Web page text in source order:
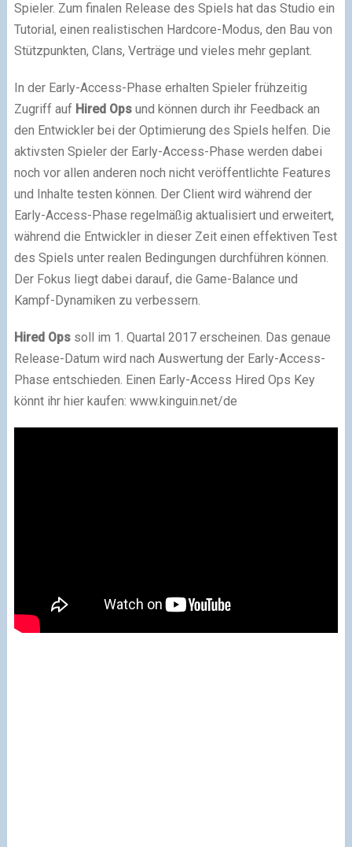
Spieler. Zum finalen Release des Spiels hat das Studio ein
Tutorial, einen realistischen Hardcore-Modus, den Bau von
Stützpunkten, Clans, Verträge und vieles mehr geplant.
In der Early-Access-Phase erhalten Spieler frühzeitig
Zugriff auf Hired Opsund können durch ihr Feedback an
den Entwickler bei der Optimierung des Spiels helfen. Die
aktivsten Spieler der Early-Access-Phase werden dabei
noch vor allen anderen noch nicht veröffentlichte Features
und Inhalte testen können. Der Client wird während der
Early-Access-Phase regelmäßig aktualisiert und erweitert,
während die Entwickler in dieser Zeit einen effektiven Test
des Spiels unter realen Bedingungen durchführen können.
Der Fokus liegt dabei darauf, die Game-Balance und
Kampf-Dynamiken zu verbessern.
Hired Opssoll im 1. Quartal 2017 erscheinen. Das genaue
Release-Datum wird nach Auswertung der Early-Access-
Phase entschieden. Einen Early-Access Hired Ops Key
könnt ihr hier kaufen: www.kinguin.net/de